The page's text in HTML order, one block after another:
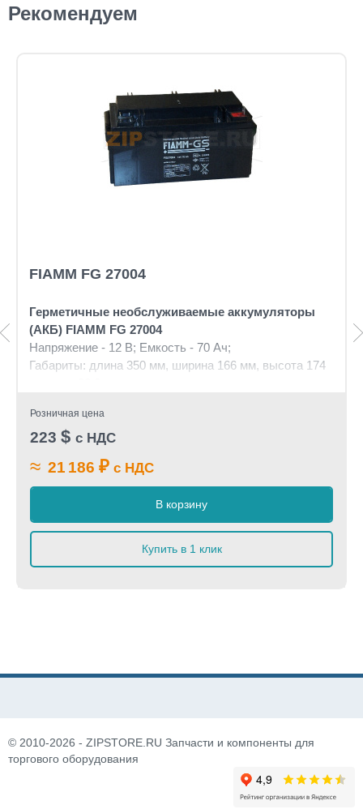
Рекомендуем
FIAMM FG 27004
Герметичные необслуживаемые аккумуляторы
(АКБ) FIAMM FG 27004
Напряжение - 12 В; Емкость - 70 Ач;
Габариты: длина 350 мм, ширина 166 мм, высота 174
Розничная цена
223 $ с НДС
≈ 21 186 ₽ с НДС
В корзину
Купить в 1 клик
© 2010-2026 - ZIPSTORE.RU Запчасти и компоненты для
торгового оборудования